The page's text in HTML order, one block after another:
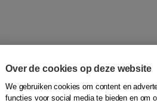
Over de cookies op deze website
We gebruiken cookies om content en
functies voor social media te bieden en om